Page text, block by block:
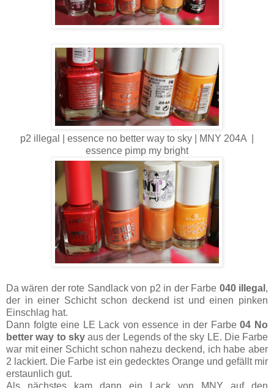
p2 illegal | essence no better way to sky | MNY 204A |
essence pimp my bright
Da wären der rote Sandlack von p2 in der Farbe 040 illegal ,
der in einer Schicht schon deckend ist und einen pinken
Einschlag hat.
Dann folgte eine LE Lack von essence in der Farbe04 No
better way to skyaus der Legends of the sky LE. Die Farbe
war mit einer Schicht schon nahezu deckend, ich habe aber
2 lackiert. Die Farbe ist ein gedecktes Orange und gefällt mir
erstaunlich gut.
Als nächstes kam dann ein Lack von MNY auf den